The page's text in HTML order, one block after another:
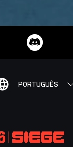
PORTUGUÊS